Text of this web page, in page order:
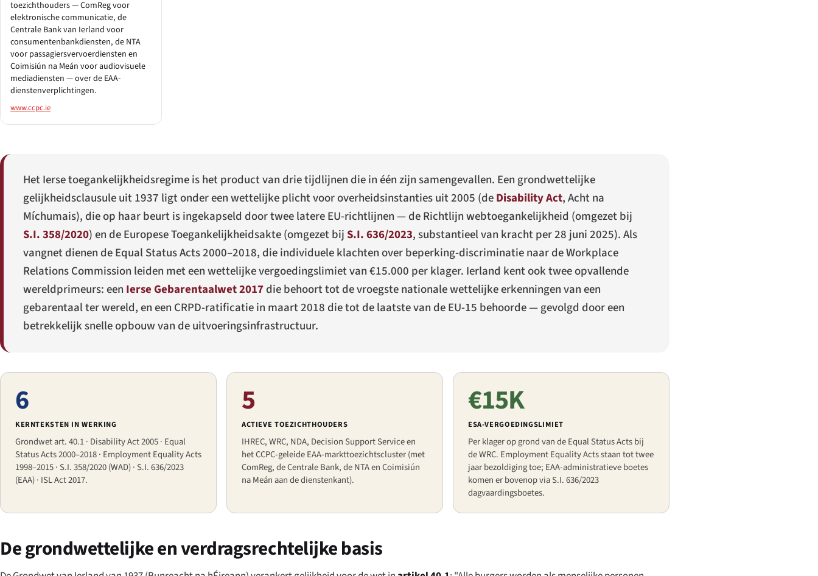
toezichthouders — ComReg voor
elektronische communicatie, de
Centrale Bank van Ierland voor
consumentenbankdiensten, de NTA
voor passagiersvervoerdiensten en
Coimisiún na Meán voor audiovisuele
mediadiensten — over de EAA-
dienstenverplichtingen.
www.ccpc.ie
Het Ierse toegankelijkheidsregime is het product van drie tijdlijnen die in één zijn samengevallen. Een grondwettelijke
gelijkheidsclausule uit 1937 ligt onder een wettelijke plicht voor overheidsinstanties uit 2005 (deDisability Act,Acht na
Míchumais), die op haar beurt is ingekapseld door twee latere EU-richtlijnen — de Richtlijn webtoegankelijkheid (omgezet bij
S.I. 358/2020) en de Europese Toegankelijkheidsakte (omgezet bijS.I. 636/2023, substantieel van kracht per 28 juni 2025). Als
vangnet dienen de Equal Status Acts 2000–2018, die individuele klachten over beperking-discriminatie naar de Workplace
Relations Commission leiden met een wettelijke vergoedingslimiet van €15.000 per klager. Ierland kent ook twee opvallende
wereldprimeurs: een Ierse Gebarentaalwet 2017die behoort tot de vroegste nationale wettelijke erkenningen van een
gebarentaal ter wereld, en een CRPD-ratificatie in maart 2018 die tot de laatste van de EU-15 behoorde — gevolgd door een
betrekkelijk snelle opbouw van de uitvoeringsinfrastructuur.
6
KERNTEKSTEN IN WERKING
Grondwet art. 40.1 · Disability Act 2005 · Equal
Status Acts 2000–2018 · Employment Equality Acts
1998–2015 · S.I. 358/2020 (WAD) · S.I. 636/2023
(EAA) · ISL Act 2017.
5
ACTIEVE TOEZICHTHOUDERS
IHREC, WRC, NDA, Decision Support Service en
het CCPC-geleide EAA-markttoezichtscluster (met
ComReg, de Centrale Bank, de NTA en Coimisiún
na Meán aan de dienstenkant).
€15K
ESA-VERGOEDINGSLIMIET
Per klager op grond van de Equal Status Acts bij
de WRC. Employment Equality Acts staan tot twee
jaar bezoldiging toe; EAA-administratieve boetes
komen er bovenop via S.I. 636/2023
dagvaardingsboetes.
De grondwettelijke en verdragsrechtelijke basis